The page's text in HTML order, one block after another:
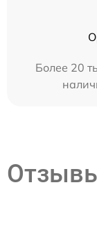
Более 20